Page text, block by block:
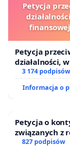
Petycja
Petycja
działalności,
finansowej
3 174 podpisów
Informacja o
Petycja o
związanych z
827 podpisów